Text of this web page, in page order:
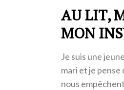
AU LIT,
MON
Je suis une
mari et je
nous